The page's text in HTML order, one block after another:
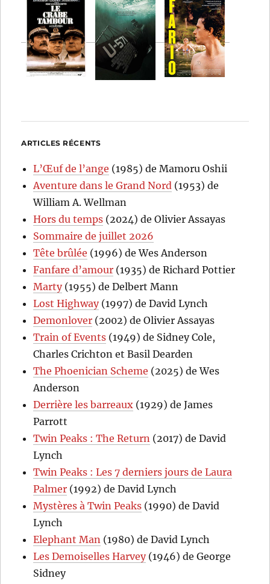
ARTICLES RÉCENTS
L’Œuf de l’ange (1985) de Mamoru Oshii
Aventure dans le Grand Nord (1953) de
William A. Wellman
Hors du temps (2024) de Olivier Assayas
Sommaire de juillet 2026
Tête brûlée (1996) de Wes Anderson
Fanfare d’amour (1935) de Richard Pottier
Marty(1955) de Delbert Mann
Lost Highway(1997) de David Lynch
Demonlover (2002) de Olivier Assayas
Train of Events (1949) de Sidney Cole,
Charles Crichton et Basil Dearden
The Phoenician Scheme (2025) de Wes
Anderson
Derrière les barreaux (1929) de James
Parrott
Twin Peaks : The Return (2017) de David
Lynch
Twin Peaks : Les 7 derniers jours de Laura
Palmer (1992) de David Lynch
Mystères à Twin Peaks (1990) de David
Lynch
Elephant Man (1980) de David Lynch
Les Demoiselles Harvey(1946) de George
Sidney